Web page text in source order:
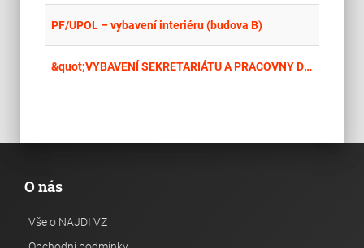
PF/UPOL – vybavení interiéru (budova B)
&quot;VYBAVENÍ SEKRETARIÁTU A PRACOVNY DĚKANA HF&quot;
O nás
Vše o NAJDI VZ